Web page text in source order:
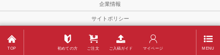
TOP 初めての方 ご注文 ご入稿ガイド マイページ MENU
企業情報
サイトポリシー
Copyright © 2011－2026
Lion-meishi All Rights Reserved.